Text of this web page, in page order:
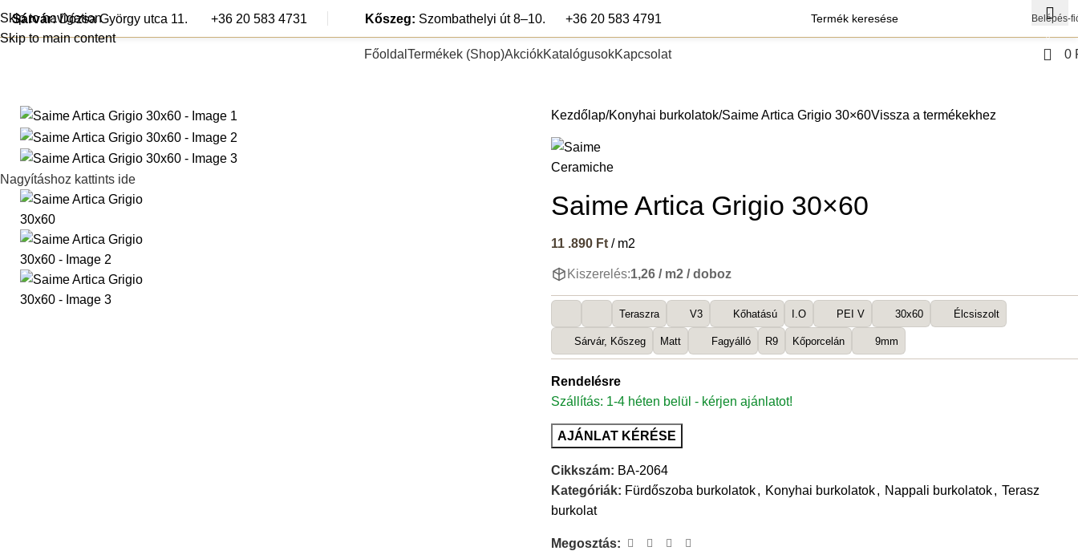
Skip to navigation
Skip to main content
Sárvár:Dózsa György utca 11. +36 20 583 4731 Kőszeg: Szombathelyi út 8–10. +36 20 583 4791 Belépés-
Főoldal Termékek (Shop)AkciókKatalógusokKapcsolat
0
0
Nagyításhoz kattints ide
Kezdőlap Konyhai burkolatok Saime Artica Grigio 30×60Vissza a termékekhez
Saime Artica Grigio 30×60
11 .890 Ft / m2
Kiszerelés:1,26 / m2 / doboz
Teraszra V3 Kőhatású I.O PEI V 30x60 Élcsiszolt
Sárvár, Kőszeg Matt Fagyálló R9 Kőporcelán 9mm
Rendelésre
Szállítás: 1-4 héten belül - kérjen ajánlatot!
AJÁNLAT KÉRÉSE
Cikkszám: BA-2064
Kategóriák: Fürdőszoba burkolatok, Konyhai burkolatok, Nappali burkolatok, Terasz
burkolat
Megosztás: